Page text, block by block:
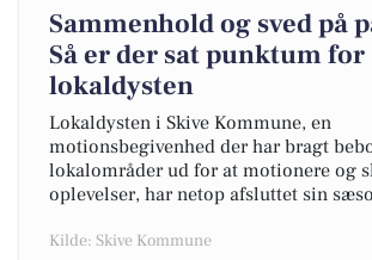
Sammenhold og sved på
Så er der sat punktum for
lokaldysten
Lokaldysten i Skive Kommune, en
motionsbegivenhed der har bragt
lokalområder ud for at motionere og
oplevelser, har netop afsluttet sin
Kilde: Skive Kommune